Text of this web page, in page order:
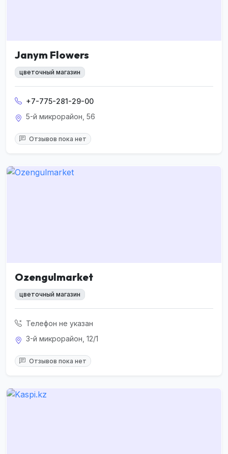
Janym Flowers
цветочный магазин
+7-775-281-29-00
5-й микрорайон, 56
Отзывов пока нет
Ozengulmarket
цветочный магазин
Телефон не указан
3-й микрорайон, 12/1
Отзывов пока нет